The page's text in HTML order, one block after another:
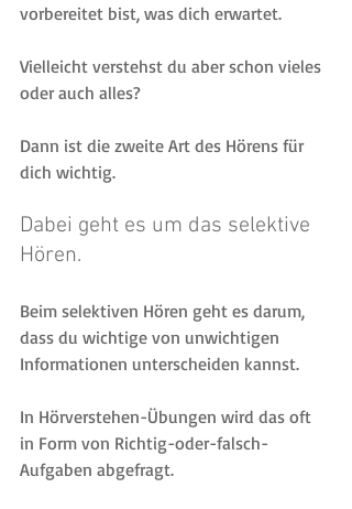
vorbereitet bist, was dich erwartet.
Vielleicht verstehst du aber schon vieles
oder auch alles?
Dann ist die zweite Art des Hörens für
dich wichtig.
Dabei geht es um das selektive
Hören.
Beim selektiven Hören geht es darum,
dass du wichtige von unwichtigen
Informationen unterscheiden kannst.
In Hörverstehen-Übungen wird das oft
in Form von Richtig-oder-falsch-
Aufgaben abgefragt.